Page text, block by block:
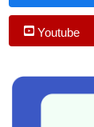
Youtube